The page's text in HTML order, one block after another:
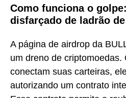
Como funciona o
disfarçado de ladrão
A página de airdrop da
um dreno de criptomoedas.
conectam suas carteiras,
autorizando um contrato